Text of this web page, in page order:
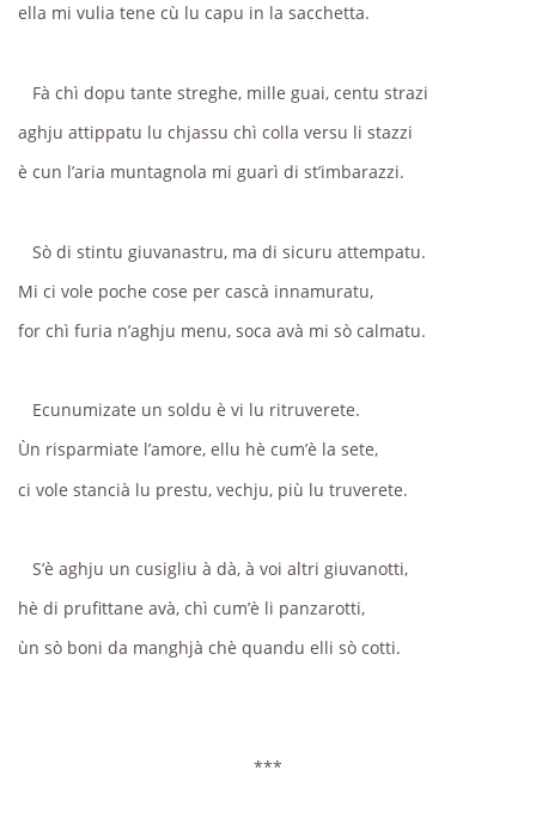
ella mi vulia tene cù lu capu in la sacchetta.
Fà chì dopu tante streghe, mille guai, centu strazi
aghju attippatu lu chjassu chì colla versu li stazzi
è cun l’aria muntagnola mi guarì di st’imbarazzi.
Sò di stintu giuvanastru, ma di sicuru attempatu.
Mi ci vole poche cose per cascà innamuratu,
for chì furia n’aghju menu, soca avà mi sò calmatu.
Ecunumizate un soldu è vi lu ritruverete.
Ùn risparmiate l’amore, ellu hè cum’è la sete,
ci vole stancià lu prestu, vechju, più lu truverete.
S’è aghju un cusigliu à dà, à voi altri giuvanotti,
hè di prufittane avà, chì cum’è li panzarotti,
ùn sò boni da manghjà chè quandu elli sò cotti.
***